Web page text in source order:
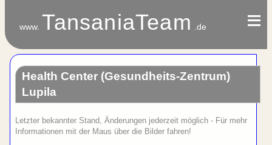
www. TansaniaTeam .de ≡
≡
Health Center(Gesundheits-Zentrum)
Lupila
Letzter bekannter Stand, Änderungen jederzeit möglich - Für mehr
Informationen mit der Maus über die Bilder fahren!